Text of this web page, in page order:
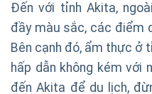
Đến với tỉnh Akita,
đầy màu sắc, các điểm
Bên cạnh đó, ẩm thực ở
hấp dẫn không kém với
đến Akita để du lịch,